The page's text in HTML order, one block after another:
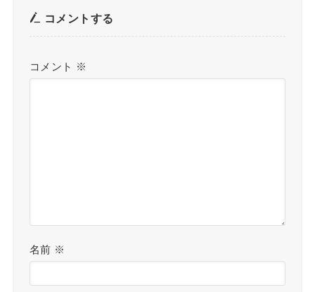
コメントする
コメント ※
名前 ※